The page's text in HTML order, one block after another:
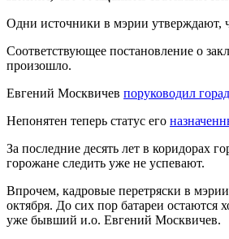
Одни источники в мэрии утверждают,
Соответствующее постановление о
произошло.
Евгений Москвичев поруководил
Непонятен теперь статус его
За последние десять лет в коридорах
горожане следить уже не успевают.
Впрочем, кадровые перетряски в
октября. До сих пор батареи остаются
уже бывший и.о. Евгений Москвичев.